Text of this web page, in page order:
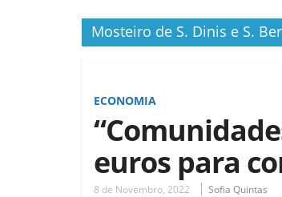
Mosteiro de S. Dinis e S.
ECONOMIA
euros para
8 de Novembro, 2022 Sofia Quintas